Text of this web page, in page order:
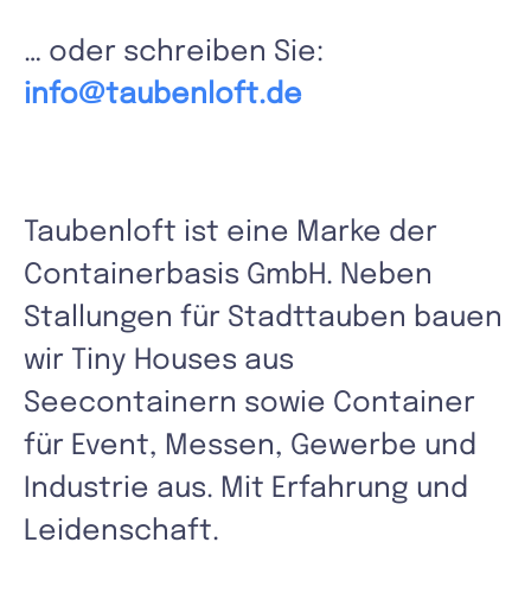
… oder schreiben Sie:
info@taubenloft.de
Taubenloft ist eine Marke der
Containerbasis GmbH. Neben
Stallungen für Stadttauben bauen
wir Tiny Houses aus
Seecontainern sowie Container
für Event, Messen, Gewerbe und
Industrie aus. Mit Erfahrung und
Leidenschaft.